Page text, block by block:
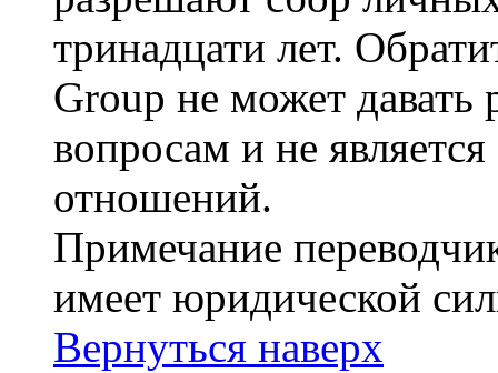
тринадцати лет.
Group не может
вопросам и не
отношений.
Примечание
имеет юридической
Вернуться наверх